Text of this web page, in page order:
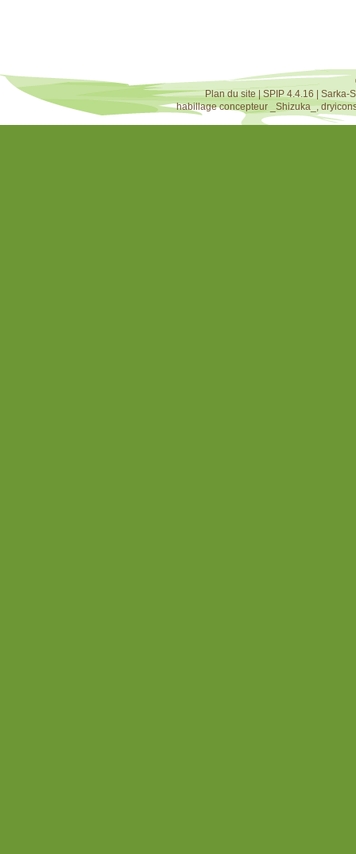
Plan du site|SPIP 4.4.16
Sarka-
habillage concepteur
_Shizuka_,